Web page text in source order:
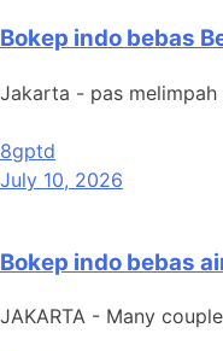
Bokep indo bebas
Jakarta - pas
8gptd
July 10, 2026
Bokep indo bebas
JAKARTA - Many